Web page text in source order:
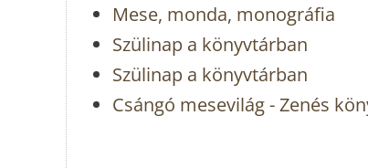
Mese, monda, monográfia
Szülinap a könyvtárban
Szülinap a könyvtárban
Csángó mesevilág - Zenés